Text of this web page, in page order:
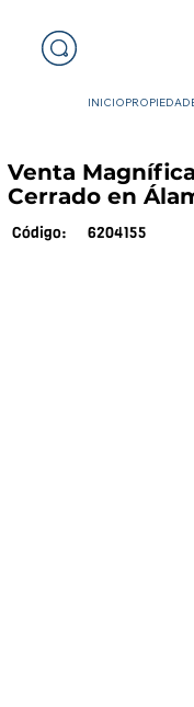
INICIO
Venta
Cerrado en
Código: 6204155